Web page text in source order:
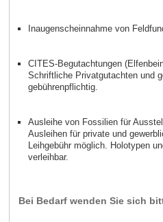
Inaugenscheinnahme von
CITES-Begutachtungen
Schriftliche Privatgutachten und
gebührenpflichtig.
Ausleihe von Fossilien für
Ausleihen für private und
Leihgebühr möglich. Holotypen
verleihbar.
Bei Bedarf wenden Sie sich